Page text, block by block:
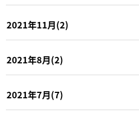
2021年11月(2)
2021年8月(2)
2021年7月(7)